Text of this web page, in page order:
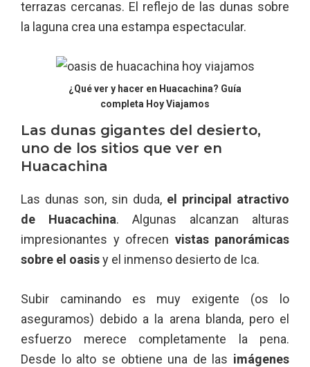
terrazas cercanas. El reflejo de las dunas sobre
la laguna crea una estampa espectacular.
¿Qué ver y hacer en Huacachina? Guía
completa Hoy Viajamos
Las dunas gigantes del desierto,
uno de los sitios que ver en
Huacachina
Las dunas son, sin duda, el principal atractivo
de Huacachina. Algunas alcanzan alturas
impresionantes y ofrecen vistas panorámicas
sobre el oasisy el inmenso desierto de Ica.
Subir caminando es muy exigente (os lo
aseguramos) debido a la arena blanda, pero el
esfuerzo merece completamente la pena.
Desde lo alto se obtiene una de las imágenes